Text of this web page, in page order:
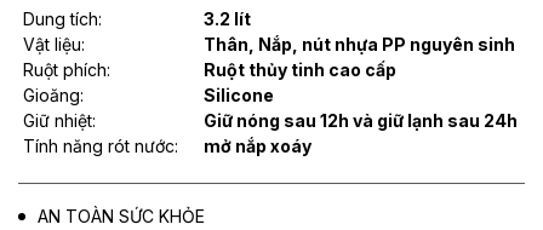
Dung tích:
3.2 lít
Vật liệu:
Thân, Nắp, nút nhựa PP nguyên sinh
Ruột phích:
Ruột thủy tinh cao cấp
Gioăng:
Silicone
Giữ nhiệt:
Giữ nóng sau 12h và giữ lạnh sau 24h
Tính năng rót nước:
mở nắp xoáy
AN TOÀN SỨC KHỎE